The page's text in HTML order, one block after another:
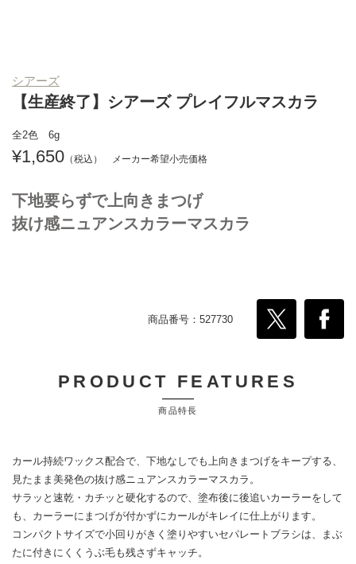
シアーズ
【生産終了】シアーズ プレイフルマスカラ
全2色 6g
1,650
下地要らずで上向きまつげ
抜け感ニュアンスカラーマスカラ
商品番号：527730
PRODUCT FEATURES
商品特長
カール持続ワックス配合で、下地なしでも上向きまつげをキープする、
見たまま美発色の抜け感ニュアンスカラーマスカラ。
サラッと速乾・カチッと硬化するので、塗布後に後追いカーラーをして
も、カーラーにまつげが付かずにカールがキレイに仕上がります。
コンパクトサイズで小回りがきく塗りやすいセパレートブラシは、まぶ
たに付きにくくうぶ毛も残さずキャッチ。